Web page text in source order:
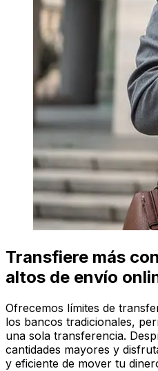
Transfiere más
altos de envío
Ofrecemos límites de
los bancos tradicionales,
una sola transferencia.
cantidades mayores y
y eficiente de mover tu